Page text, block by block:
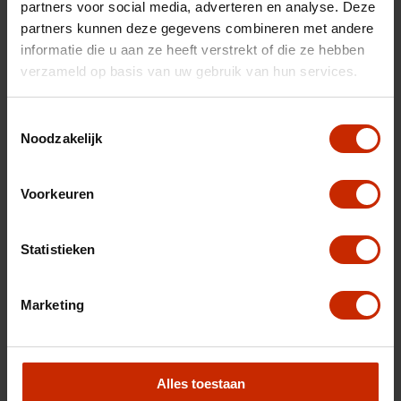
partners voor social media, adverteren en analyse. Deze
partners kunnen deze gegevens combineren met andere
informatie die u aan ze heeft verstrekt of die ze hebben
verzameld op basis van uw gebruik van hun services.
Noodzakelijk
Voorkeuren
Statistieken
Marketing
Alles toestaan
Gemiddeld verbruik
5.9 l/100km
Max trekgewicht
1300 kg
C02 uitstoot
133 g/km
Vermogen
Cilinderinhoud
Kleur
BTW/Marge
Opties